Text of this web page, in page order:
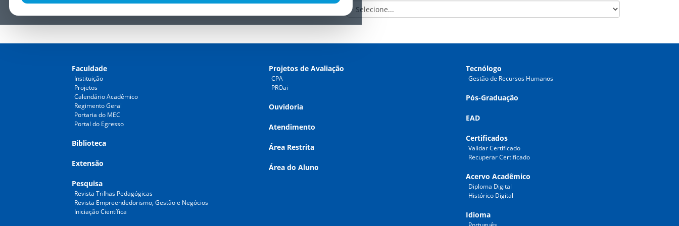
em contato conosco
Faculdade
Instituição
Projetos
Calendário Acadêmico
Regimento Geral
Portaria do MEC
Portal do Egresso
Biblioteca
Extensão
Pesquisa
Revista Trilhas Pedagógicas
Revista Empreendedorismo, Gestão e Negócios
Iniciação Científica
Projetos de Avaliação
CPA
PROai
Ouvidoria
Atendimento
Área Restrita
Área do Aluno
Tecnólogo
Gestão de Recursos Humanos
Pós-Graduação
EAD
Certificados
Validar Certificado
Recuperar Certificado
Acervo Acadêmico
Diploma Digital
Histórico Digital
Idioma